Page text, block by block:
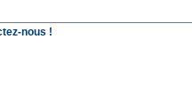
nous !